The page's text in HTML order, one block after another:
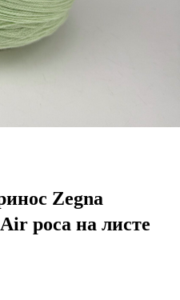
Zegna
роса на листе